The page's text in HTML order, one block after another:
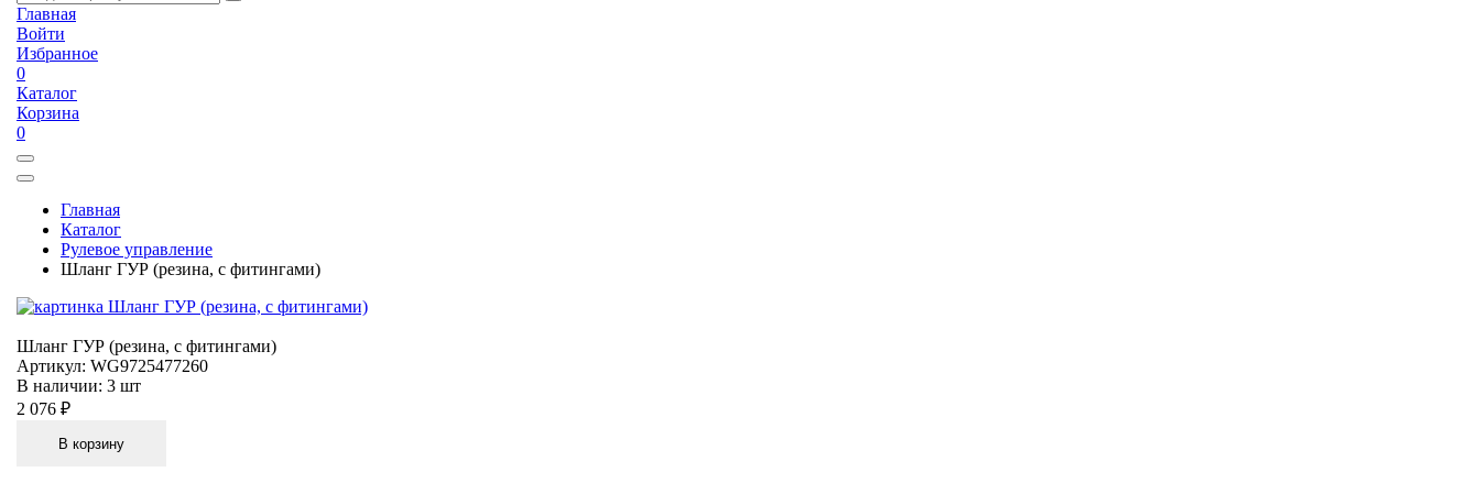
Главная
Войти
Избранное
0
Каталог
Корзина
0
Главная
Каталог
Рулевое управление
Шланг ГУР (резина, с фитингами)
Шланг ГУР (резина, с фитингами)
Артикул: WG9725477260
В наличии: 3 шт
2 076 ₽
В корзину